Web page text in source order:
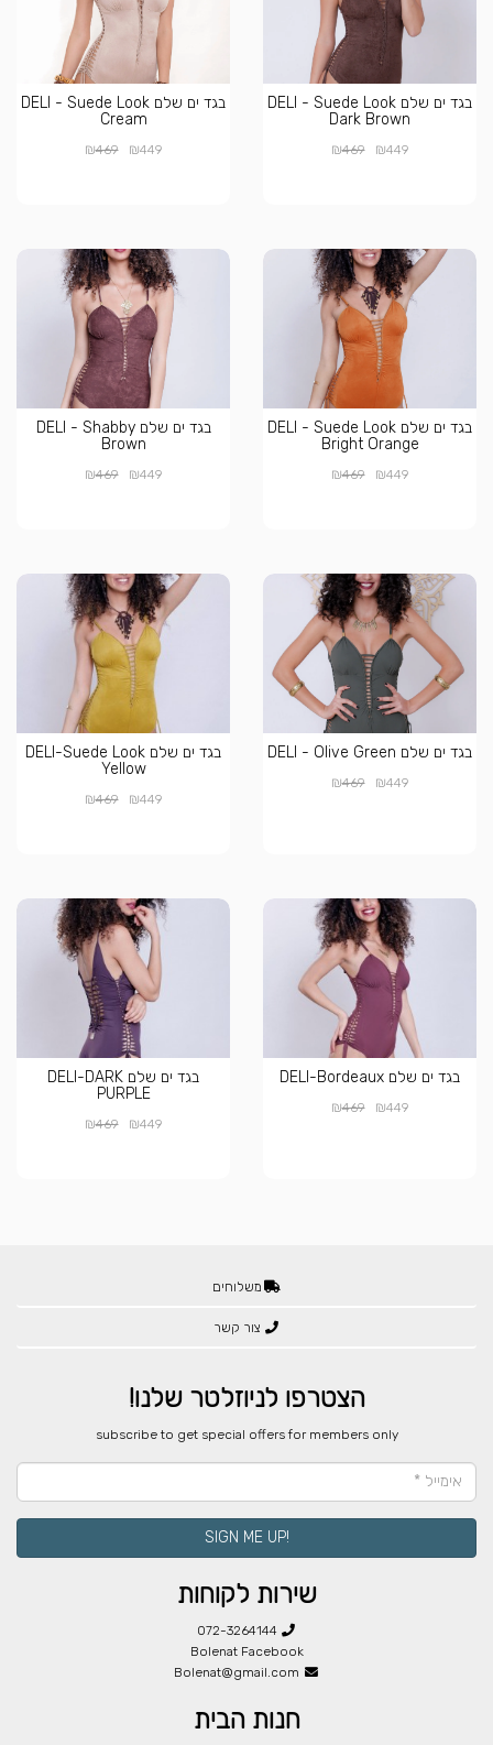
בגד ים שלם DELI - Suede Look
Dark Brown
₪449
₪469
בגד ים שלם DELI - Suede Look
Cream
₪449
₪469
בגד ים שלם DELI - Suede Look
Bright Orange
₪449
₪469
בגד ים שלם DELI - Shabby
Brown
₪449
₪469
בגד ים שלם DELI - Olive Green
₪449
₪469
בגד ים שלם DELI-Suede Look
Yellow
₪449
₪469
בגד ים שלם DELI-Bordeaux
₪449
₪469
בגד ים שלם DELI-DARK
PURPLE
₪449
₪469
משלוחים
צור קשר
הצטרפו לניוזלטר שלנו!
​subscribe to get special offers for members only
!SIGN ME UP
שירות לקוחות
072-3264144
Bolenat Facebook
Bolenat@gmail.com
חנות הבית